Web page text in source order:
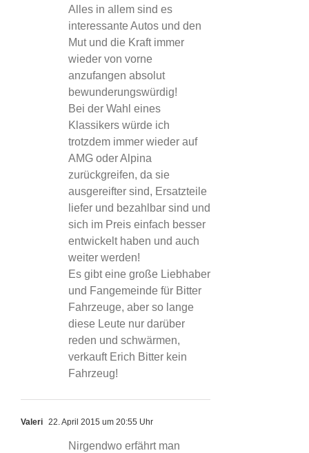
Alles in allem sind es
interessante Autos und den
Mut und die Kraft immer
wieder von vorne
anzufangen absolut
bewunderungswürdig!
Bei der Wahl eines
Klassikers würde ich
trotzdem immer wieder auf
AMG oder Alpina
zurückgreifen, da sie
ausgereifter sind, Ersatzteile
liefer und bezahlbar sind und
sich im Preis einfach besser
entwickelt haben und auch
weiter werden!
Es gibt eine große Liebhaber
und Fangemeinde für Bitter
Fahrzeuge, aber so lange
diese Leute nur darüber
reden und schwärmen,
verkauft Erich Bitter kein
Fahrzeug!
Valeri 22. April 2015 um 20:55 Uhr
Nirgendwo erfährt man